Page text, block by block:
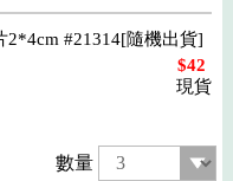
2*4cm #21314[隨機出貨]
$42
現貨
數量